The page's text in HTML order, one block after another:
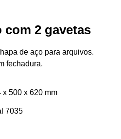
com 2 gavetas
de aço para arquivos.
fechadura.
x 500 x 620 mm
7035